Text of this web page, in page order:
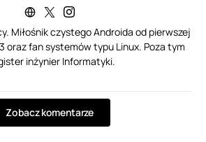
Miłośnik czystego Androida od pierwszej
oraz fan systemów typu Linux. Poza tym
inżynier Informatyki.
Zobacz komentarze